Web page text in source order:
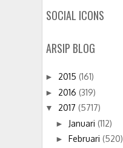
SOCIAL ICONS
ARSIP BLOG
► 2015 (161)
► 2016 (319)
▼ 2017 (5717)
► Januari (112)
► Februari (520)